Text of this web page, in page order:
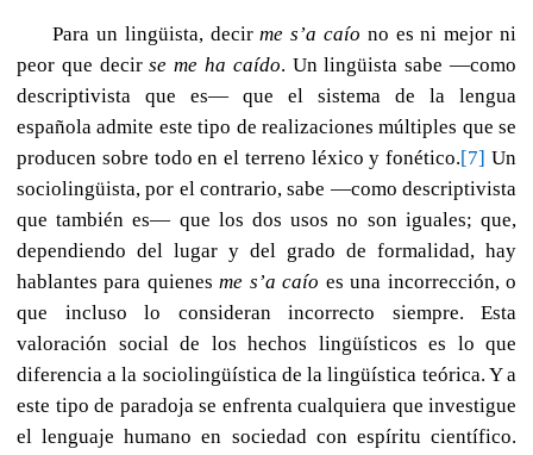
Para un lingüista, decirme s’a caío no es ni mejor ni
peor que decirse me ha caído. Un lingüista sabe —como
descriptivista que es— que el sistema de la lengua
española admite este tipo de realizaciones múltiples que se
producen sobre todo en el terreno léxico y fonético.[7] Un
sociolingüista, por el contrario, sabe —como descriptivista
que también es— que los dos usos no son iguales; que,
dependiendo del lugar y del grado de formalidad, hay
hablantes para quienesme s’a caío es una incorrección, o
que incluso lo consideran incorrecto siempre. Esta
valoración social de los hechos lingüísticos es lo que
diferencia a la sociolingüística de la lingüística teórica. Y a
este tipo de paradoja se enfrenta cualquiera que investigue
el lenguaje humano en sociedad con espíritu científico.